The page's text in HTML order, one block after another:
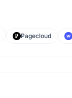
Pagecloud